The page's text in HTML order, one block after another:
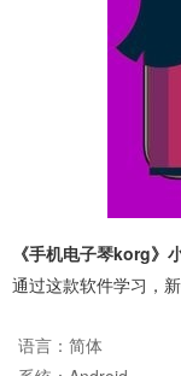
《手机电子琴korg》
通过这款软件学习，
语言： 简体